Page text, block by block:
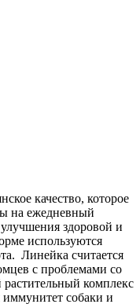
качество, которое
на ежедневный
здоровой и
используются
Линейка считается
с проблемами со
комплекс
собаки и